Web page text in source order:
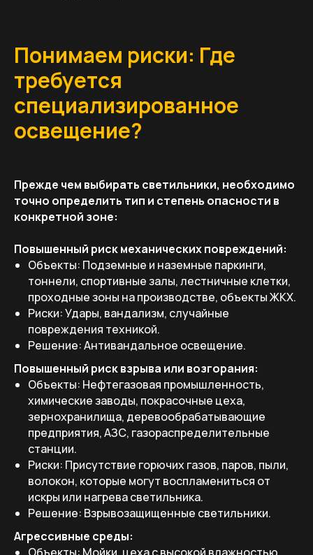
Понимаем риски: Где
требуется
специализированное
освещение?
Прежде чем выбирать светильники, необходимо
точно определить тип и степень опасности в
конкретной зоне:
Повышенный риск механических повреждений:
Объекты: Подземные и наземные паркинги,
тоннели, спортивные залы, лестничные клетки,
проходные зоны на производстве, объекты ЖКХ.
Риски: Удары, вандализм, случайные
повреждения техникой.
Решение: Антивандальное освещение.
Повышенный риск взрыва или возгорания:
Объекты: Нефтегазовая промышленность,
химические заводы, покрасочные цеха,
зернохранилища, деревообрабатывающие
предприятия, АЗС, газораспределительные
станции.
Риски: Присутствие горючих газов, паров, пыли,
волокон, которые могут воспламениться от
искры или нагрева светильника.
Решение: Взрывозащищенные светильники.
Агрессивные среды:
Объекты: Мойки, цеха с высокой влажностью,